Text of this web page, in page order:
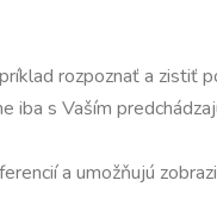
rozpoznať a zistiť
iba s Vaším
a umožňujú